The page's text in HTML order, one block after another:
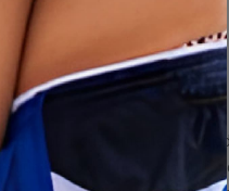
Aplica suavemente el
que el uso de nuestras